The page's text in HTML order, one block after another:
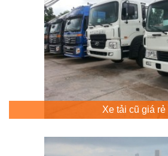
Xe tải cũ giá rẻ